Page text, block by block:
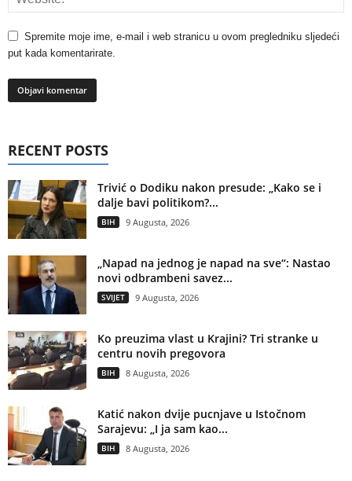
Spremite moje ime, e-mail i web stranicu u ovom pregledniku sljedeći
put kada komentarirate.
RECENT POSTS
Trivić o Dodiku nakon presude: „Kako se i
dalje bavi politikom?...
BIH 9 Augusta, 2026
„Napad na jednog je napad na sve“: Nastao
novi odbrambeni savez...
SVIJET 9 Augusta, 2026
Ko preuzima vlast u Krajini? Tri stranke u
centru novih pregovora
BIH 8 Augusta, 2026
Katić nakon dvije pucnjave u Istočnom
Sarajevu: „I ja sam kao...
BIH 8 Augusta, 2026